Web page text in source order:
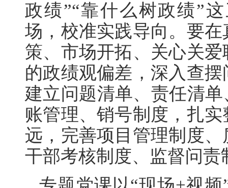
政绩”“靠什么树政绩”
场，校准实践导向。要
策、市场开拓、关心关
的政绩观偏差，深入查
建立问题清单、责任清
账管理、销号制度，扎
远，完善项目管理制度
干部考核制度、监督问